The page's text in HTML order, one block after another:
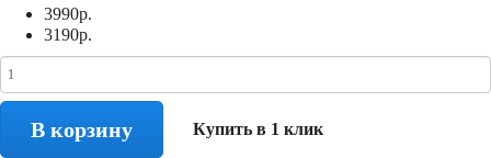
3990р.
3190р.
В корзину Купить в 1 клик